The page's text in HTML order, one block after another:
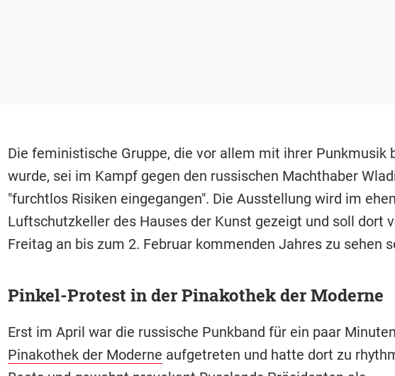
Die feministische Gruppe, die vor allem mit ihrer Punkmusik
wurde, sei im Kampf gegen den russischen Machthaber
"furchtlos Risiken eingegangen". Die Ausstellung wird im
Luftschutzkeller des Hauses der Kunst gezeigt und soll dort
Freitag an bis zum 2. Februar kommenden Jahres zu sehen
Pinkel-Protest in der Pinakothek der Moderne
Erst im April war die russische Punkband für ein paar
Pinakothek der Moderne aufgetreten und hatte dort zu